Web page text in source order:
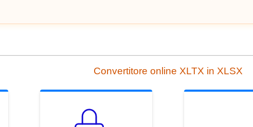
Convertitore online XLTX in XLSX